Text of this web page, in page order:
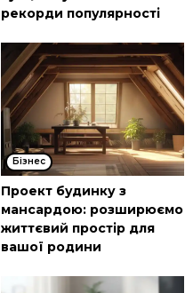
рекорди популярності
Бізнес
Проект будинку з
мансардою: розширюємо
життєвий простір для
вашої родини